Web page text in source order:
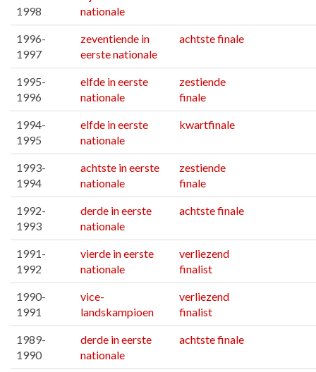
1998
nationale
1996-
1997
zeventiende in
eerste nationale
achtste finale
1995-
1996
elfde in eerste
nationale
zestiende
finale
1994-
1995
elfde in eerste
nationale
kwartfinale
1993-
1994
achtste in eerste
nationale
zestiende
finale
1992-
1993
derde in eerste
nationale
achtste finale
1991-
1992
vierde in eerste
nationale
verliezend
finalist
1990-
1991
vice-
landskampioen
verliezend
finalist
1989-
1990
derde in eerste
nationale
achtste finale